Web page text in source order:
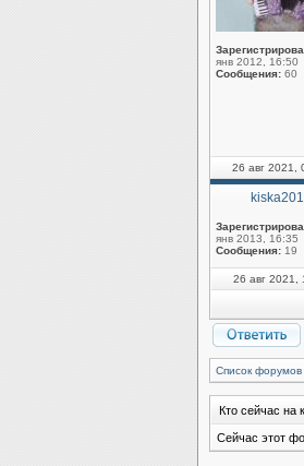
янв 2012, 16:50
Сообщения: 60
26 авг 2021,
янв 2013, 16:35
Сообщения: 19
26 авг 2021,
Список форумов
Кто сейчас на
Сейчас этот